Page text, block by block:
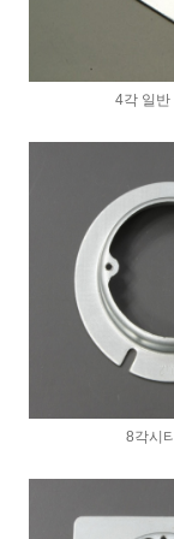
4각 일반
8각시